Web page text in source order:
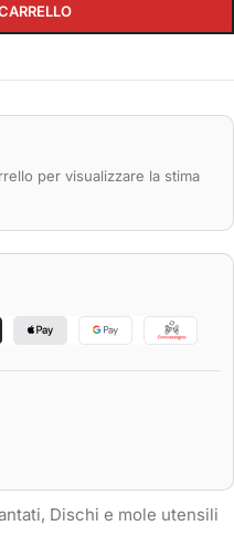
per visualizzare la stima
, Dischi e mole utensili